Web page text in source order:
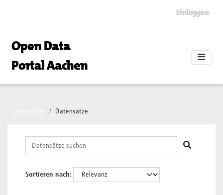
Einloggen
Open Data
Portal Aachen
Datensätze
Sortieren nach